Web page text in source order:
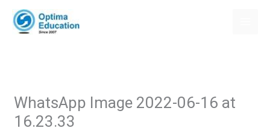
content
WhatsApp Image 2022-06-16 at
16.23.33